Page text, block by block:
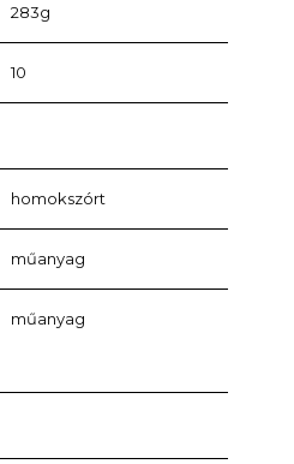
283g
10
homokszórt
műanyag
műanyag